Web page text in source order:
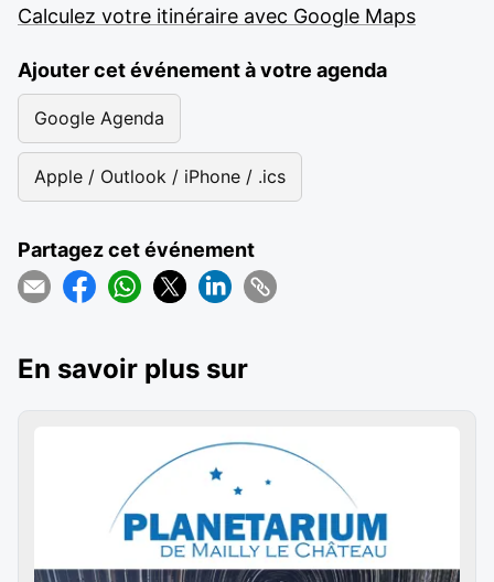
Calculez votre itinéraire avec Google Maps
Ajouter cet événement à votre agenda
Google Agenda
Apple / Outlook / iPhone / .ics
Partagez cet événement
En savoir plus sur